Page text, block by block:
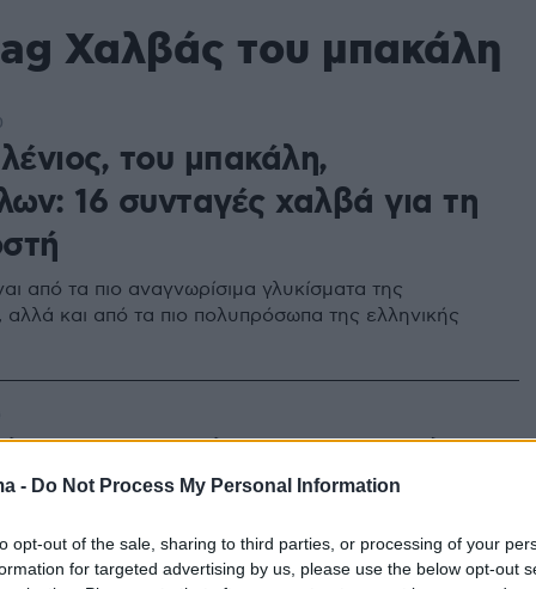
- Do Not Process My Personal Information
opt-out of the sale, sharing to third parties, or processing of your
for targeted advertising by us, please use the below opt-out
Χαλβάς του μπακάλη
του μπακάλη,
16 συνταγές χαλβά για τη
από τα πιο αναγνωρίσιμα γλυκίσματα της
και από τα πιο πολυπρόσωπα της ελληνικής
τα μυστικά του και 3 τρόποι
η τεχνική στο καβούρδισμα του σουσαμιού και
όλη τη διαφορά στο τελικό αποτέλεσμα!